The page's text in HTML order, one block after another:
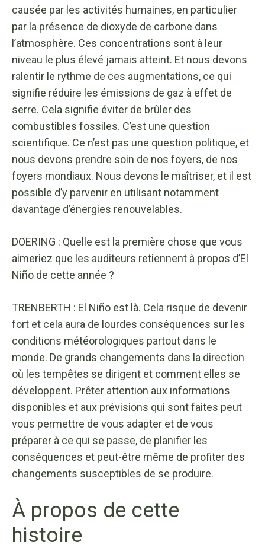
causée par les activités humaines, en particulier
par la présence de dioxyde de carbone dans
l’atmosphère. Ces concentrations sont à leur
niveau le plus élevé jamais atteint. Et nous devons
ralentir le rythme de ces augmentations, ce qui
signifie réduire les émissions de gaz à effet de
serre. Cela signifie éviter de brûler des
combustibles fossiles. C’est une question
scientifique. Ce n’est pas une question politique, et
nous devons prendre soin de nos foyers, de nos
foyers mondiaux. Nous devons le maîtriser, et il est
possible d’y parvenir en utilisant notamment
davantage d’énergies renouvelables.
DOERING : Quelle est la première chose que vous
aimeriez que les auditeurs retiennent à propos d’El
Niño de cette année ?
TRENBERTH : El Niño est là. Cela risque de devenir
fort et cela aura de lourdes conséquences sur les
conditions météorologiques partout dans le
monde. De grands changements dans la direction
où les tempêtes se dirigent et comment elles se
développent. Prêter attention aux informations
disponibles et aux prévisions qui sont faites peut
vous permettre de vous adapter et de vous
préparer à ce qui se passe, de planifier les
conséquences et peut-être même de profiter des
changements susceptibles de se produire.
À propos de cette
histoire